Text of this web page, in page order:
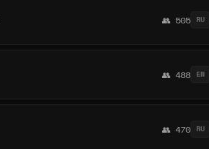
👥 505 RU
👥 488 EN
👥 470 RU